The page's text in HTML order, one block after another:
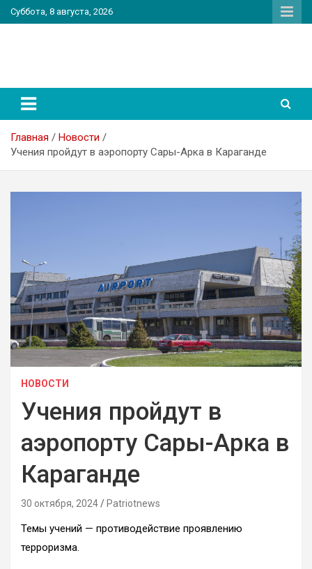
Перейти
к
Суббота, 8 августа, 2026
Главная
Новости
Учения пройдут в аэропорту Сары-Арка в Караганде
НОВОСТИ
Учения пройдут в
аэропорту Сары-Арка в
Караганде
30 октября, 2024 Patriotnews
Темы учений — противодействие проявлению
терроризма.